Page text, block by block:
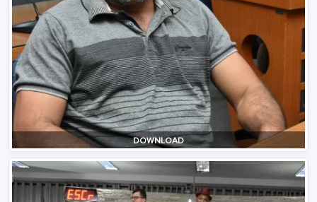
DOWNLOAD